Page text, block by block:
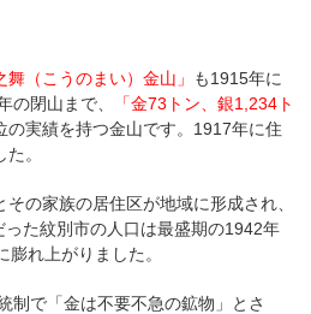
（こうのまい）金山」
も1915年に
の閉山まで、
「金73トン、銀1,234ト
の実績を持つ金山です。1917年に住
。
の家族の居住区が地域に形成され、
た紋別市の人口は最盛期の1942年
れ上がりました。
制で「金は不要不急の鉱物」とさ